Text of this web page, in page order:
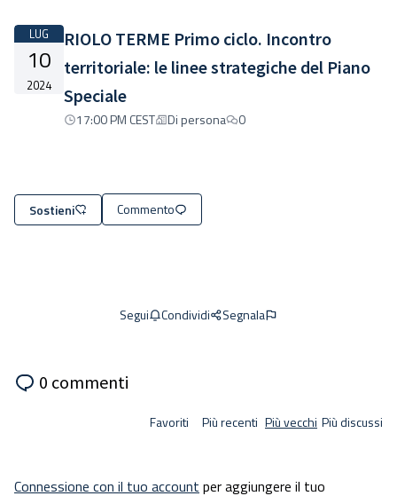
LUG
10
2024
RIOLO TERME Primo ciclo. Incontro
territoriale: le linee strategiche del Piano
Speciale
17:00 PM CEST Di persona 0
Sostieni Commento
Segui Condividi Segnala
0 commenti
Favoriti Più recenti Più vecchi Più discussi
Connessione con il tuo account per aggiungere il tuo